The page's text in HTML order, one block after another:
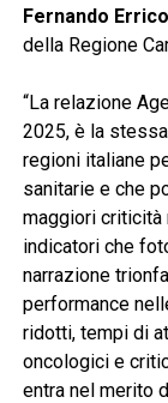
Fernando
della Regione
“La relazione
2025, è la
regioni italiane
sanitarie e che
maggiori criticità
indicatori che
narrazione
performance
ridotti, tempi di
oncologici e
entra nel merito